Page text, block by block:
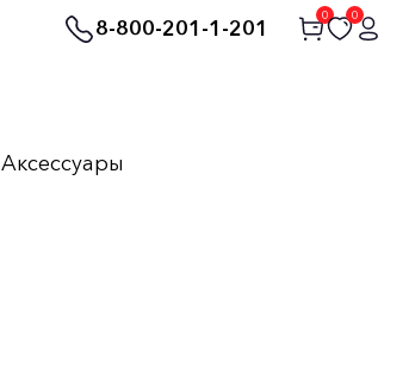
8-800-201-1-201
0 0
Аксессуары